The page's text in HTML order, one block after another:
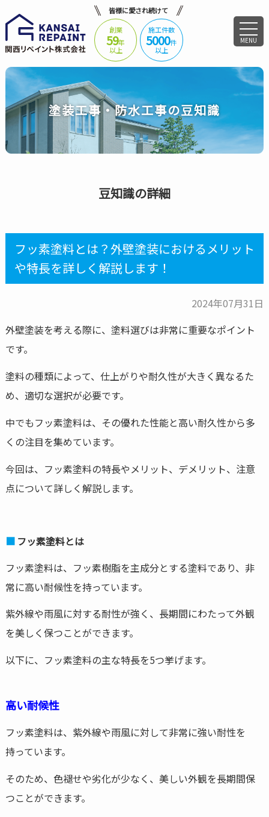
皆様に愛され続けて
創業
59年
以上
施工件数
5000件
以上
MENU
塗装工事・防水工事の豆知識
豆知識の詳細
フッ素塗料とは？外壁塗装におけるメリット
や特長を詳しく解説します！
2024年07月31日
外壁塗装を考える際に、塗料選びは非常に重要なポイント
です。
塗料の種類によって、仕上がりや耐久性が大きく異なるた
め、適切な選択が必要です。
中でもフッ素塗料は、その優れた性能と高い耐久性から多
くの注目を集めています。
今回は、フッ素塗料の特長やメリット、デメリット、注意
点について詳しく解説します。
フッ素塗料とは
フッ素塗料は、フッ素樹脂を主成分とする塗料であり、非
常に高い耐候性を持っています。
紫外線や雨風に対する耐性が強く、長期間にわたって外観
を美しく保つことができます。
以下に、フッ素塗料の主な特長を5つ挙げます。
高い耐候性
フッ素塗料は、紫外線や雨風に対して非常に強い耐性を
持っています。
そのため、色褪せや劣化が少なく、美しい外観を長期間保
つことができます。